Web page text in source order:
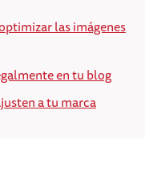
las imágenes
en tu blog
a tu marca